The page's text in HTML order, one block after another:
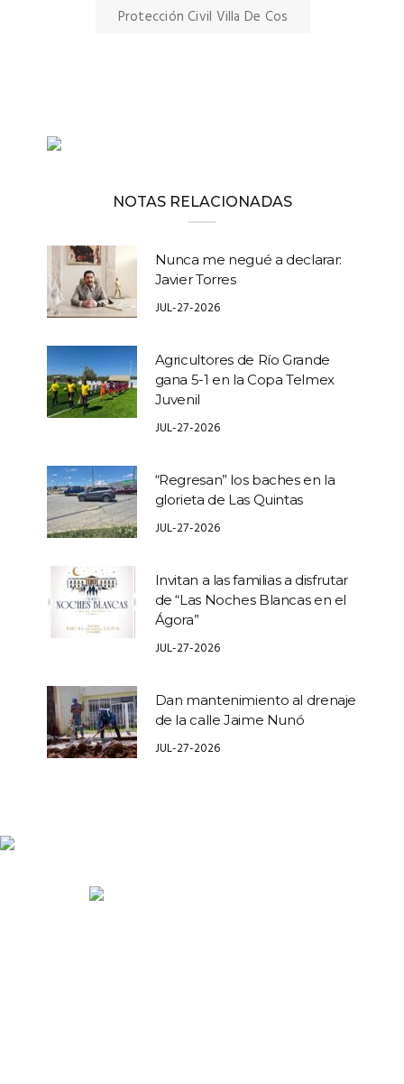
Protección Civil Villa De Cos
NOTAS RELACIONADAS
Nunca me negué a declarar:
Javier Torres
JUL-27-2026
Agricultores de Río Grande
gana 5-1 en la Copa Telmex
Juvenil
JUL-27-2026
“Regresan” los baches en la
glorieta de Las Quintas
JUL-27-2026
Invitan a las familias a disfrutar
de “Las Noches Blancas en el
Ágora”
JUL-27-2026
Dan mantenimiento al drenaje
de la calle Jaime Nunó
JUL-27-2026